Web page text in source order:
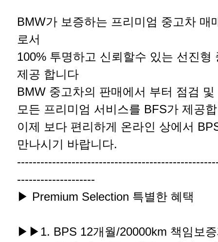
BMW가 보증하는 프리미엄 중고차 매
로서
100% 투명하고 신뢰할수 있는 선진형
제공 합니다
BMW 중고차의 판매에서 부터 점검
모든 프리미엄 서비스를 BFS가 제공
이제 보다 편리하게 온라인 상에서
만나시기 바랍니다.
--------------------
▶ Premium Selection 특별한 혜택
▶▶1. BPS 12개월/20000km 책임보